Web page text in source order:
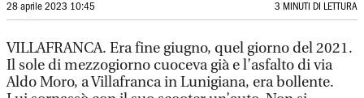
28 aprile 2023 10:45 3 MINUTI DI LETTURA
VILLAFRANCA. Era fine giugno, quel giorno del 2021.
Il sole di mezzogiorno cuoceva già e l’asfalto di via
Aldo Moro, a Villafranca in Lunigiana, era bollente.